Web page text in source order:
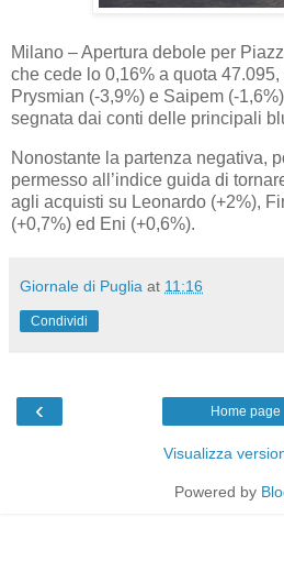
Milano – Apertura debole per
che cede lo 0,16% a quota
Prysmian (-3,9%) e Saipem (-
segnata dai conti delle principali
Nonostante la partenza negativa,
permesso all’indice guida di
agli acquisti su Leonardo (+2%),
(+0,7%) ed Eni (+0,6%).
Giornale di Puglia at 11:16
Condividi
‹ Home page
Visualizza
Powered by